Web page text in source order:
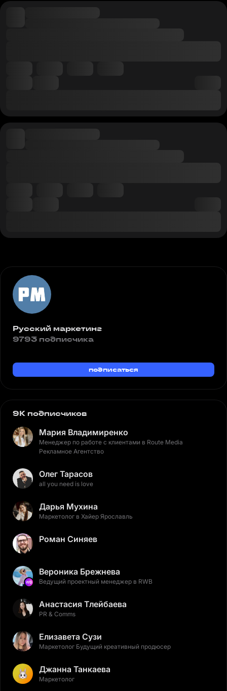
Русский маркетинг
9793 подписчика
подписаться
9K подписчиков
Мария Владимиренко
Менеджер по работе с клиентами в Route Media
Рекламное Агентство
Олег Тарасов
all you need is love
Дарья Мухина
Маркетолог в Хайер Ярославль
Роман Синяев
Вероника Брежнева
Ведущий проектный менеджер в RWB
Анастасия Тлейбаева
PR & Comms
Елизавета Сузи
Маркетолог Будущий креативный продюсер
Джанна Танкаева
Маркетолог